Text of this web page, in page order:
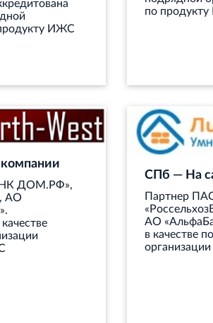
ИЖС
по
ДОМ.РФ»,
АО
СПб — На
Партнер
АО
в качестве